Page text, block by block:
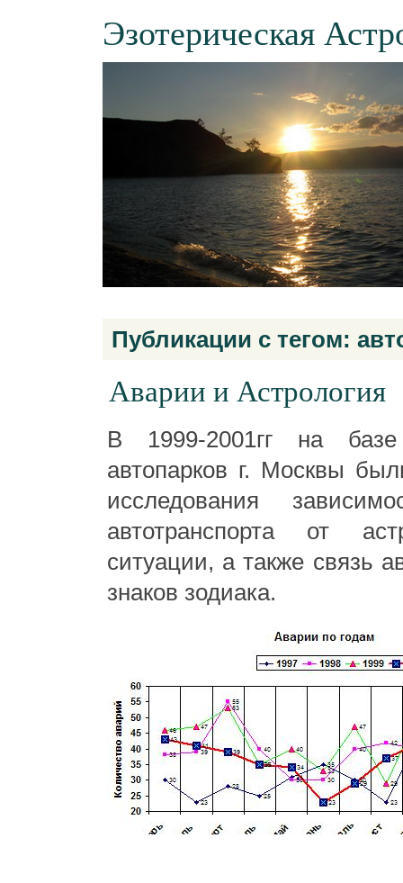
Эзотерическая
Публикации с тегом:
Аварии и Астрология
В 1999-2001гг на
автопарков г. Москвы
исследования
автотранспорта от
ситуации, а также связь
знаков зодиака.